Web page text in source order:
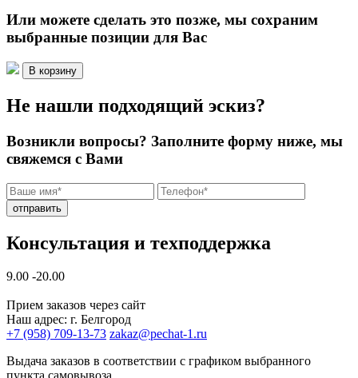
Или можете сделать это позже, мы сохраним
выбранные позиции для Вас
В корзину
Не нашли подходящий эскиз?
Возникли вопросы? Заполните форму ниже, мы
свяжемся с Вами
отправить
Консультация и техподдержка
9.00 -20.00
Прием заказов через сайт
Наш адрес: г. Белгород
+7 (958) 709-13-73 zakaz@pechat-1.ru
Выдача заказов в соответствии с графиком выбранного